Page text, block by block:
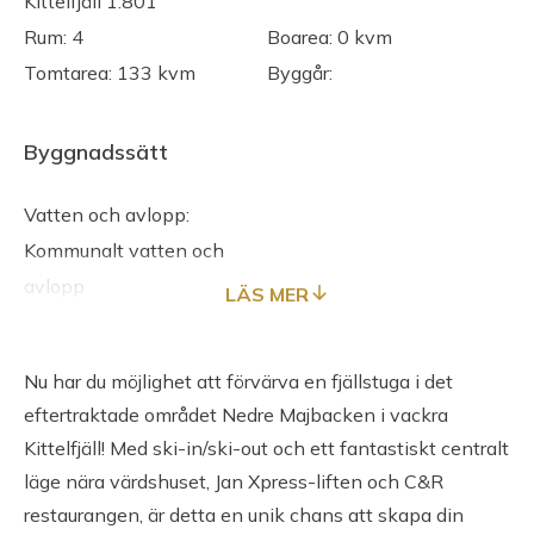
Rum: 4
Boarea: 0 kvm
Tomtarea: 133 kvm
Byggår:
Byggnadssätt
Vatten och avlopp:
Kommunalt vatten och
avlopp
LÄS MER
Nu har du möjlighet att förvärva en fjällstuga i det
eftertraktade området Nedre Majbacken i vackra
Kittelfjäll! Med ski-in/ski-out och ett fantastiskt centralt
läge nära värdshuset, Jan Xpress-liften och C&R
restaurangen, är detta en unik chans att skapa din